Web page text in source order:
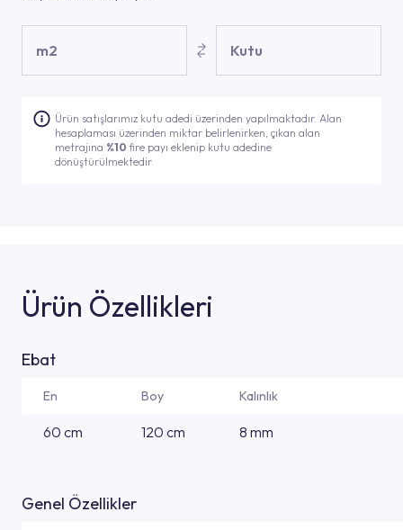
m2 Kutu
Ürün satışlarımız kutu adedi üzerinden yapılmaktadır. Alan
hesaplaması üzerinden miktar belirlenirken, çıkan alan
metrajına %10fire payı eklenip kutu adedine
dönüştürülmektedir.
Ürün Özellikleri
Ebat
En Boy Kalınlık
60 cm 120 cm 8 mm
Genel Özellikler